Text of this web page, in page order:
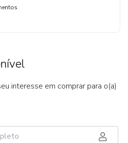
interesse em comprar para o(a)